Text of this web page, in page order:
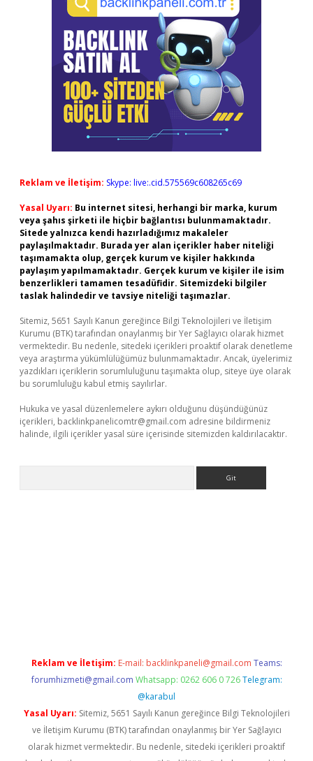
Reklam ve İletişim: Skype: live:.cid.575569c608265c69
Yasal Uyarı: Bu internet sitesi, herhangi bir marka, kurum
veya şahıs şirketi ile hiçbir bağlantısı bulunmamaktadır.
Sitede yalnızca kendi hazırladığımız makaleler
paylaşılmaktadır. Burada yer alan içerikler haber niteliği
taşımamakta olup, gerçek kurum ve kişiler hakkında
paylaşım yapılmamaktadır. Gerçek kurum ve kişiler ile isim
benzerlikleri tamamen tesadüfidir. Sitemizdeki bilgiler
taslak halindedir ve tavsiye niteliği taşımazlar.
Sitemiz, 5651 Sayılı Kanun gereğince Bilgi Teknolojileri ve İletişim
Kurumu (BTK) tarafından onaylanmış bir Yer Sağlayıcı olarak hizmet
vermektedir. Bu nedenle, sitedeki içerikleri proaktif olarak denetleme
veya araştırma yükümlülüğümüz bulunmamaktadır. Ancak, üyelerimiz
yazdıkları içeriklerin sorumluluğunu taşımakta olup, siteye üye olarak
bu sorumluluğu kabul etmiş sayılırlar.
Hukuka ve yasal düzenlemelere aykırı olduğunu düşündüğünüz
içerikleri, backlinkpanelicomtr@gmail.com adresine bildirmeniz
halinde, ilgili içerikler yasal süre içerisinde sitemizden kaldırılacaktır.
Reklam ve İletişim: E-mail: backlinkpaneli@gmail.com Teams:
forumhizmeti@gmail.com Whatsapp: 0262 606 0 726 Telegram:
@karabul
Yasal Uyarı: Sitemiz, 5651 Sayılı Kanun gereğince Bilgi Teknolojileri
ve İletişim Kurumu (BTK) tarafından onaylanmış bir Yer Sağlayıcı
olarak hizmet vermektedir. Bu nedenle, sitedeki içerikleri proaktif